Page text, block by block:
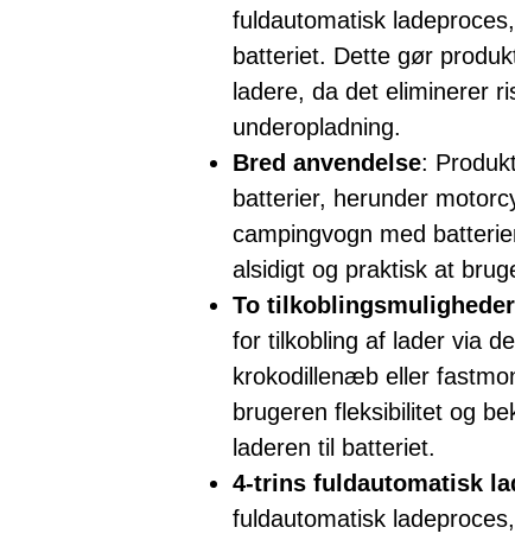
fuldautomatisk
batteriet. Dette gør
ladere, da det eliminerer
underopladning.
Bred anvendelse:
batterier, herunder
campingvogn med
alsidigt og praktisk at
To tilkoblingsmuligheder
for tilkobling af lader via
krokodillenæb eller
brugeren fleksibilitet og
laderen til batteriet.
4-trins fuldautomatisk
fuldautomatisk